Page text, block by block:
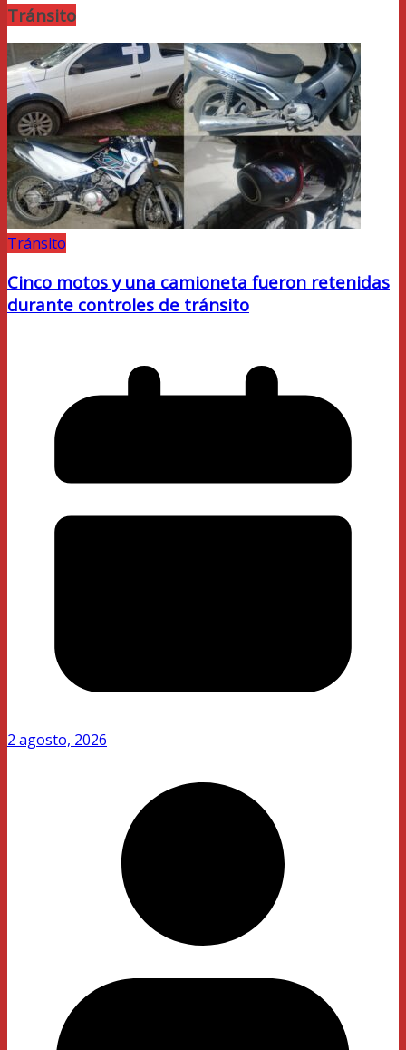
Tránsito
Tránsito
Cinco motos y una camioneta fueron retenidas
durante controles de tránsito
2 agosto, 2026